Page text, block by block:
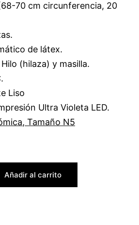
70 cm circunferencia, 20
de látex.
(hilaza) y masilla.
Liso
Ultra Violeta LED.
, Tamaño N5
Añadir al carrito